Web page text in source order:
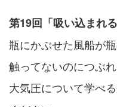
第19回「吸い込まれ
瓶にかぶせた風船が
触ってないのにつぶ
大気圧について学べ